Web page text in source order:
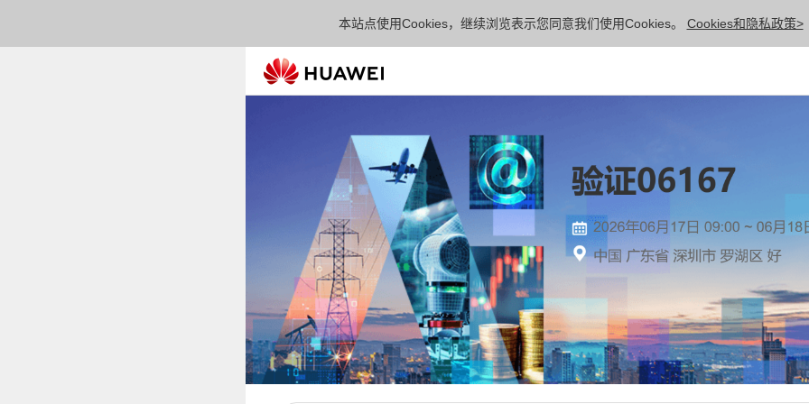
本站点使用Cookies，继续浏览表示您同意我们使用Cookies。 Cookies和隐私政策>